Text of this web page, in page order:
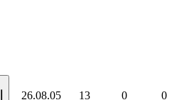
26.08.05 13 0 0